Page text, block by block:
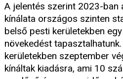
A jelentés szerint 2023-ban
kínálata országos szinten
belső pesti kerületekben
növekedést
kerületekben szeptember
kínáltak kiadásra, ami 10